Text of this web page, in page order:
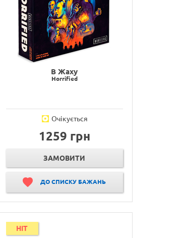
В Жаху
Horrified
Очікується
1259 грн
ЗАМОВИТИ
ДО СПИСКУ БАЖАНЬ
HIT